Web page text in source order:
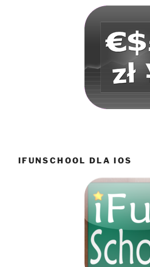
IFUNSCHOOL DLA IOS